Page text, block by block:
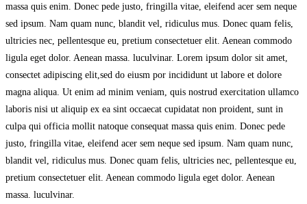
massa quis enim. Donec pede justo, fringilla vitae, eleifend acer sem neque
sed ipsum. Nam quam nunc, blandit vel, ridiculus mus. Donec quam felis,
ultricies nec, pellentesque eu, pretium consectetuer elit. Aenean commodo
ligula eget dolor. Aenean massa. luculvinar. Lorem ipsum dolor sit amet,
consectet adipiscing elit,sed do eiusm por incididunt ut labore et dolore
magna aliqua. Ut enim ad minim veniam, quis nostrud exercitation ullamco
laboris nisi ut aliquip ex ea sint occaecat cupidatat non proident, sunt in
culpa qui officia mollit natoque consequat massa quis enim. Donec pede
justo, fringilla vitae, eleifend acer sem neque sed ipsum. Nam quam nunc,
blandit vel, ridiculus mus. Donec quam felis, ultricies nec, pellentesque eu,
pretium consectetuer elit. Aenean commodo ligula eget dolor. Aenean
massa. luculvinar.